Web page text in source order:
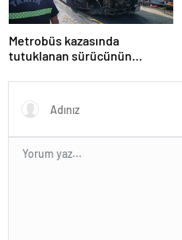
Metrobüs kazasında
tutuklanan sürücünün